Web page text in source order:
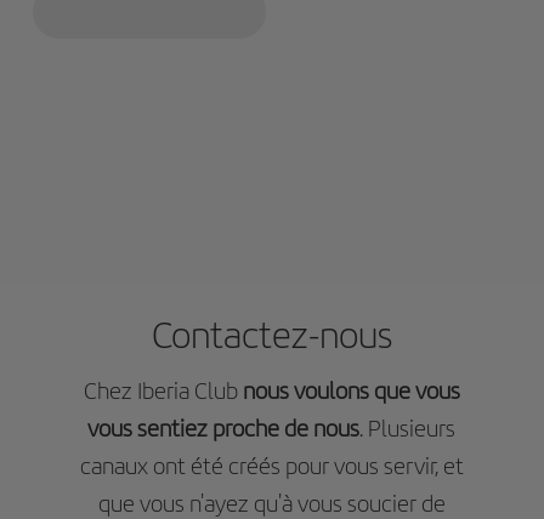
Contactez-nous
Chez Iberia Club nous voulons que vous
vous sentiez proche de nous. Plusieurs
canaux ont été créés pour vous servir, et
que vous n'ayez qu'à vous soucier de